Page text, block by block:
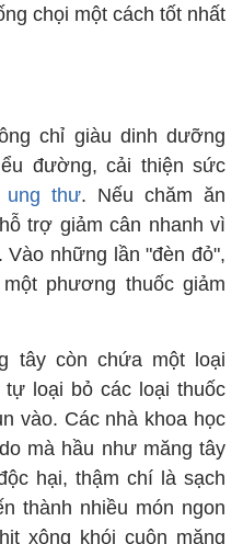
chọi một cách tốt nhất
chỉ giàu dinh dưỡng
đường, cải thiện sức
ung thư. Nếu chăm ăn
trợ giảm cân nhanh vì
những lần "đèn đỏ",
phương thuốc giảm
tây còn chứa một loại
loại bỏ các loại thuốc
vào. Các nhà khoa học
mà hầu như măng tây
hại, thậm chí là sạch
thành nhiều món ngon
xông khói cuộn măng